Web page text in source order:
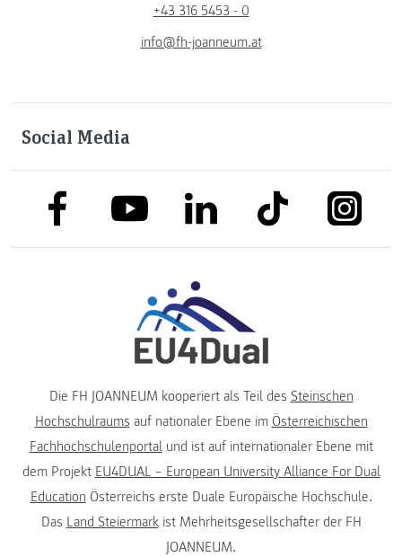
+43 316 5453 - 0
info@fh-joanneum.at
Social Media
link to facebooklink to youtubelink to linkedinlink to tiktok
Die FH JOANNEUM kooperiert als Teil des Steirischen
Hochschulraums auf nationaler Ebene im Österreichischen
Fachhochschulenportalund ist auf internationaler Ebene mit
dem Projekt EU4DUAL – European University Alliance For Dual
Education Österreichs erste Duale Europäische Hochschule.
Das Land Steiermarkist Mehrheitsgesellschafter der FH
JOANNEUM.